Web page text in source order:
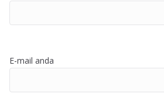
E-mail anda